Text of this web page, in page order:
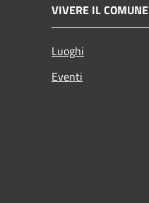
VIVERE IL COMUNE
Luoghi
Eventi